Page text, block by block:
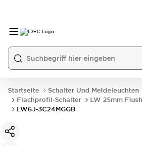
Startseite Schalter Und Meldeleuchten
Flachprofil-Schalter
LW 25mm
LW6J-3C24MGGB